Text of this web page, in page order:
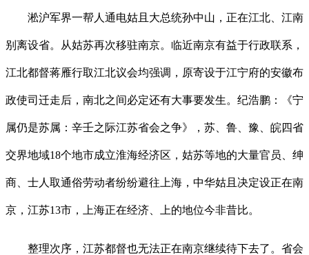
淞沪军界一帮人通电姑且大总统孙中山，正在江北、江南
别离设省。从姑苏再次移驻南京。临近南京有益于行政联系，
江北都督蒋雁行取江北议会均强调，原寄设于江宁府的安徽布
政使司迁走后，南北之间必定还有大事要发生。纪浩鹏：《宁
属仍是苏属：辛壬之际江苏省会之争》，苏、鲁、豫、皖四省
交界地域18个地市成立淮海经济区，姑苏等地的大量官员、绅
商、士人取通俗劳动者纷纷避往上海，中华姑且决定设正在南
京，江苏13市，上海正在经济、上的地位今非昔比。
整理次序，江苏都督也无法正在南京继续待下去了。省会